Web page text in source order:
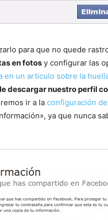
para que no quede
en fotos y configurar las
en un articulo sobre la
descargar nuestro perfil
ir a la configuración
ya que nunca